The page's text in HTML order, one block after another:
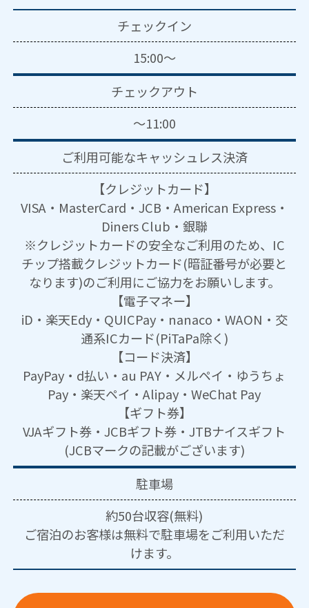
チェックイン
15:00～
チェックアウト
～11:00
ご利用可能なキャッシュレス決済
【クレジットカード】
VISA・MasterCard・JCB・American Express・
Diners Club・銀聯
※クレジットカードの安全なご利用のため、IC
チップ搭載クレジットカード(暗証番号が必要と
なります)のご利用にご協力をお願いします。
【電子マネー】
iD・楽天Edy・QUICPay・nanaco・WAON・交
通系ICカード(PiTaPa除く)
【コード決済】
PayPay・d払い・au PAY・メルペイ・ゆうちょ
Pay・楽天ペイ・Alipay・WeChat Pay
【ギフト券】
VJAギフト券・JCBギフト券・JTBナイスギフト
(JCBマークの記載がございます)
駐車場
約50台収容(無料)
ご宿泊のお客様は無料で駐車場をご利用いただ
けます。